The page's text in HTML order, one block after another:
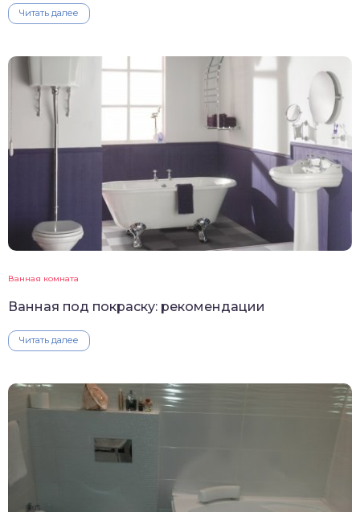
Читать далее
Ванная комната
Ванная под покраску: рекомендации
Читать далее